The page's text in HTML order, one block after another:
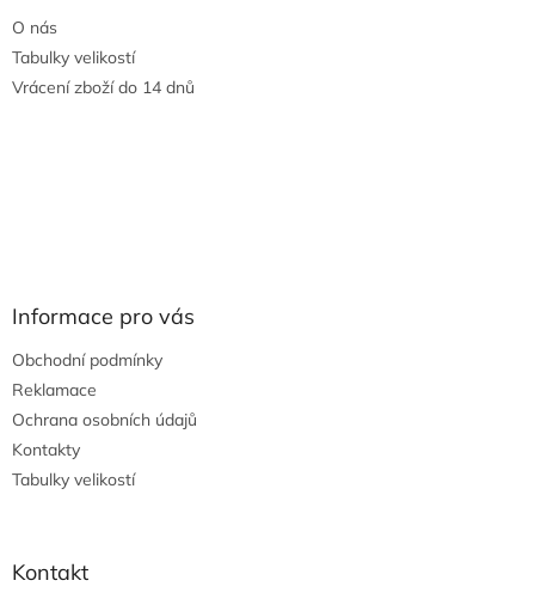
O nás
Tabulky velikostí
Vrácení zboží do 14 dnů
Informace pro vás
Obchodní podmínky
Reklamace
Ochrana osobních údajů
Kontakty
Tabulky velikostí
Kontakt